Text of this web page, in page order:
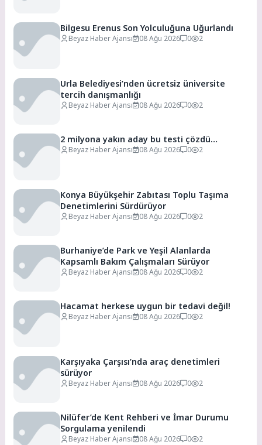
Bilgesu Erenus Son Yolculuğuna Uğurlandı
Beyaz Haber Ajansı 08 Ağu 2026 0 2
Urla Belediyesi’nden ücretsiz üniversite
tercih danışmanlığı
Beyaz Haber Ajansı 08 Ağu 2026 0 2
2 milyona yakın aday bu testi çözdü…
Beyaz Haber Ajansı 08 Ağu 2026 0 2
Konya Büyükşehir Zabıtası Toplu Taşıma
Denetimlerini Sürdürüyor
Beyaz Haber Ajansı 08 Ağu 2026 0 2
Burhaniye’de Park ve Yeşil Alanlarda
Kapsamlı Bakım Çalışmaları Sürüyor
Beyaz Haber Ajansı 08 Ağu 2026 0 2
Hacamat herkese uygun bir tedavi değil!
Beyaz Haber Ajansı 08 Ağu 2026 0 2
Karşıyaka Çarşısı’nda araç denetimleri
sürüyor
Beyaz Haber Ajansı 08 Ağu 2026 0 2
Nilüfer’de Kent Rehberi ve İmar Durumu
Sorgulama yenilendi
Beyaz Haber Ajansı 08 Ağu 2026 0 2